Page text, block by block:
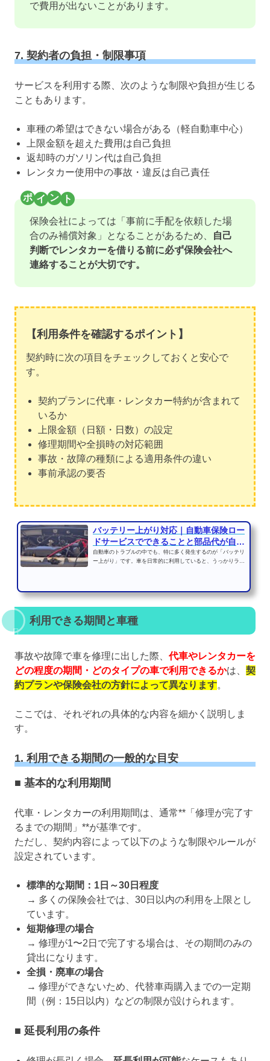
で費用が出ないことがあります。
7. 契約者の負担・制限事項
サービスを利用する際、次のような制限や負担が生じる
こともあります。
車種の希望はできない場合がある（軽自動車中心）
上限金額を超えた費用は自己負担
返却時のガソリン代は自己負担
レンタカー使用中の事故・違反は自己責任
保険会社によっては「事前に手配を依頼した場
合のみ補償対象」となることがあるため、
自己
判断でレンタカーを借りる前に必ず保険会社へ
連絡することが大切です。
【利用条件を確認するポイント】
契約時に次の項目をチェックしておくと安心で
す。
契約プランに代車・レンタカー特約が含まれて
いるか
上限金額（日額・日数）の設定
修理期間や全損時の対応範囲
事故・故障の種類による適用条件の違い
事前承認の要否
バッテリー上がり対応｜自動車保険ロー
ドサービスでできることと部品代が自己
負担...
自動車のトラブルの中でも、特に多く発生するのが「バッテリ
ー上がり」です。車を日常的に利用していると、うっかりライ
利用できる期間と車種
事故や故障で車を修理に出した際、代車やレンタカーを
どの程度の期間・どのタイプの車で利用できるかは、 契
約プランや保険会社の方針によって異なります。
ここでは、それぞれの具体的な内容を細かく説明しま
す。
1. 利用できる期間の一般的な目安
■ 基本的な利用期間
代車・レンタカーの利用期間は、通常**「修理が完了す
るまでの期間」**が基準です。
ただし、契約内容によって以下のような制限やルールが
設定されています。
標準的な期間：1日～30日程度
→ 多くの保険会社では、30日以内の利用を上限とし
ています。
短期修理の場合
→ 修理が1〜2日で完了する場合は、その期間のみの
貸出になります。
全損・廃車の場合
→ 修理ができないため、代替車両購入までの一定期
間（例：15日以内）などの制限が設けられます。
■ 延長利用の条件